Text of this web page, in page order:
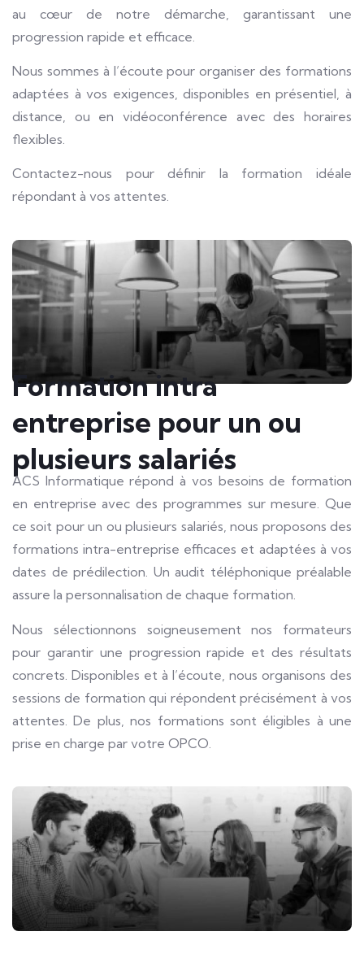
au cœur de notre démarche, garantissant une
progression rapide et efficace.
Nous sommes à l’écoute pour organiser des formations
adaptées à vos exigences, disponibles en présentiel, à
distance, ou en vidéoconférence avec des horaires
flexibles.
Contactez-nous pour définir la formation idéale
répondant à vos attentes.
Formation intra
entreprise pour un ou
plusieurs salariés
ACS Informatique répond à vos besoins de formation
en entreprise avec des programmes sur mesure. Que
ce soit pour un ou plusieurs salariés, nous proposons des
formations intra-entreprise efficaces et adaptées à vos
dates de prédilection. Un audit téléphonique préalable
assure la personnalisation de chaque formation.
Nous sélectionnons soigneusement nos formateurs
pour garantir une progression rapide et des résultats
concrets. Disponibles et à l’écoute, nous organisons des
sessions de formation qui répondent précisément à vos
attentes. De plus, nos formations sont éligibles à une
prise en charge par votre OPCO.